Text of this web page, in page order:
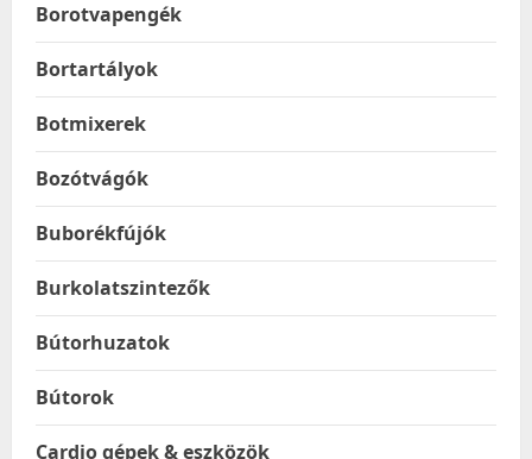
Borotvapengék
Bortartályok
Botmixerek
Bozótvágók
Buborékfújók
Burkolatszintezők
Bútorhuzatok
Bútorok
Cardio gépek & eszközök